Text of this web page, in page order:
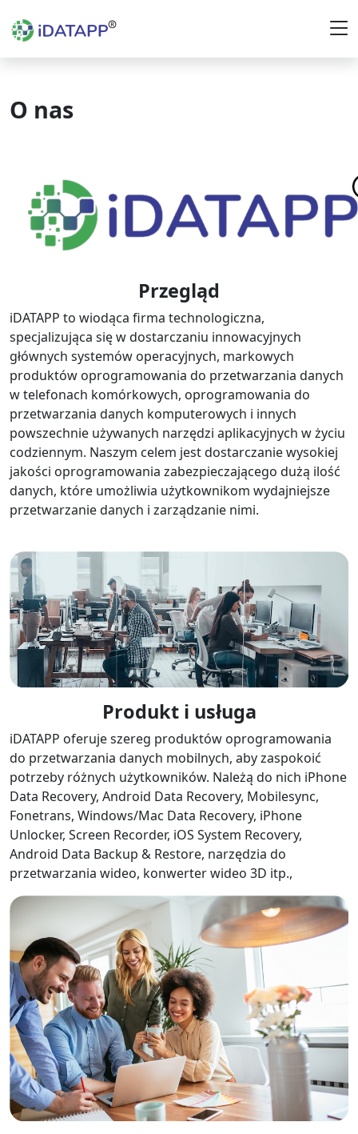
O nas
Przegląd
iDATAPP to wiodąca firma technologiczna,
specjalizująca się w dostarczaniu innowacyjnych
głównych systemów operacyjnych, markowych
produktów oprogramowania do przetwarzania danych
w telefonach komórkowych, oprogramowania do
przetwarzania danych komputerowych i innych
powszechnie używanych narzędzi aplikacyjnych w życiu
codziennym. Naszym celem jest dostarczanie wysokiej
jakości oprogramowania zabezpieczającego dużą ilość
danych, które umożliwia użytkownikom wydajniejsze
przetwarzanie danych i zarządzanie nimi.
Produkt i usługa
iDATAPP oferuje szereg produktów oprogramowania
do przetwarzania danych mobilnych, aby zaspokoić
potrzeby różnych użytkowników. Należą do nich iPhone
Data Recovery, Android Data Recovery, Mobilesync,
Fonetrans, Windows/Mac Data Recovery, iPhone
Unlocker, Screen Recorder, iOS System Recovery,
Android Data Backup & Restore, narzędzia do
przetwarzania wideo, konwerter wideo 3D itp.,